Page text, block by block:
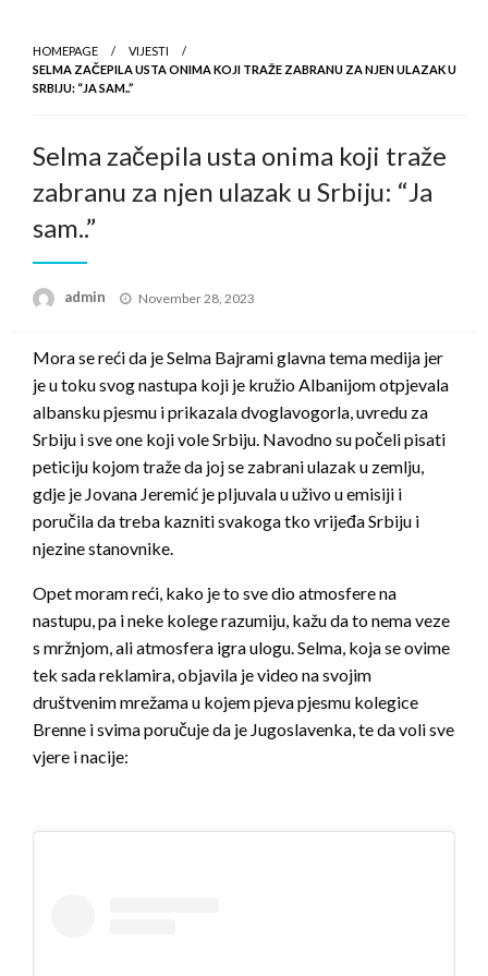
HOMEPAGE
VIJESTI
SELMA ZAČEPILA USTA ONIMA KOJI TRAŽE ZABRANU ZA NJEN ULAZAK U
SRBIJU: “JA SAM..”
Selma začepila usta onima koji traže
zabranu za njen ulazak u Srbiju: “Ja
sam..”
admin
Posted
November 28, 2023
Mora se reći da je Selma Bajrami glavna tema medija jer
je u toku svog nastupa koji je kružio Albanijom otpjevala
albansku pjesmu i prikazala dvoglavogorla, uvredu za
Srbiju i sve one koji vole Srbiju. Navodno su počeli pisati
peticiju kojom traže da joj se zabrani ulazak u zemlju,
gdje je Jovana Jeremić je pIjuvala u uživo u emisiji i
poručila da treba kazniti svakoga tko vrijeđa Srbiju i
njezine stanovnike.
Opet moram reći, kako je to sve dio atmosfere na
nastupu, pa i neke kolege razumiju, kažu da to nema veze
s mržnjom, ali atmosfera igra ulogu. Selma, koja se ovime
tek sada reklamira, objavila je video na svojim
društvenim mrežama u kojem pjeva pjesmu kolegice
Brenne i svima poručuje da je Jugoslavenka, te da voli sve
vjere i nacije: